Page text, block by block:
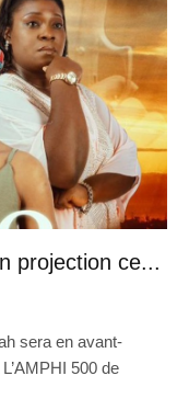
projection ce...
sera en avant-
500 de